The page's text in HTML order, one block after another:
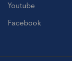
Youtube
Facebook